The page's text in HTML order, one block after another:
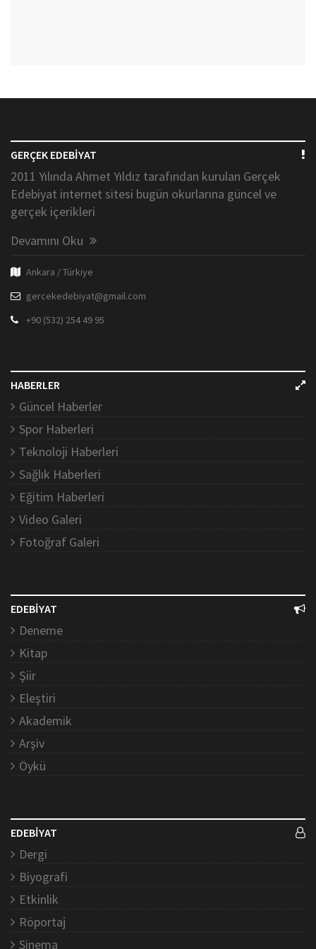
GERÇEK EDEBİYAT
2011 Yılında Ahmet Yıldız tarafından kurulan Gerçek
Edebiyat internet sitesi bugün okurlarına güncel ve
gerçek içerikleri
Devamını Oku
Ankara / Türkiye
gercekedebiyat@gmail.com
+90 (532) 254 49 95
HABERLER
Güncel Haberler
Spor Haberleri
Teknoloji Haberleri
Sağlık Haberleri
Eğitim Haberleri
Video Galeri
Fotoğraf Galeri
EDEBİYAT
Deneme
Kitap
Şiir
Eleştiri
Akademik
Arşiv
Öykü
EDEBİYAT
Dergi
Biyografi
Etkinlik
Röportaj
Sinema